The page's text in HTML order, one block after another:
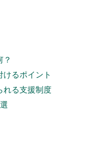
？
るポイント
れる支援制度